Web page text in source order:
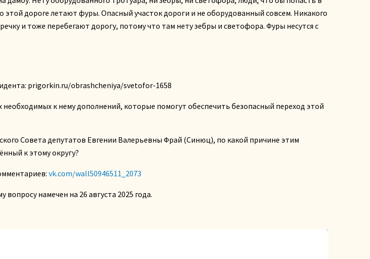
дороге летают фуры. Опасный участок дороги и не оборудованный совсем. Никакого
и тоже перебегают дорогу, потому что там нету зебры и светофора. Фуры несутся с
prigorkin.ru/obrashcheniya/svetofor-1658
к нему дополнений, которые помогут обеспечить безопасный переход этой
Совета депутатов Евгении Валерьевны Фрай (Синюц), по какой причине этим
к этому округу?
vk.com/wall50946511_2073
намечен на 26 августа 2025 года.